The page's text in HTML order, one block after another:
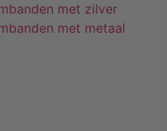
met zilver
met metaal